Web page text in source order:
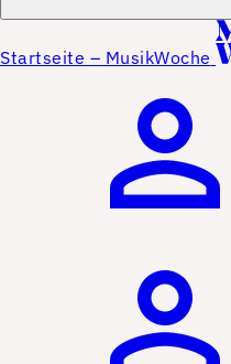
Startseite – MusikWoche